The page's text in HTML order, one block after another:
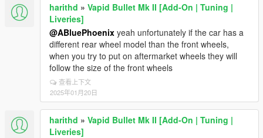
harithd » Vapid Bullet Mk II [Add-On | Tuning |
Liveries]
@ABluePhoenix yeah unfortunately if the car has a
different rear wheel model than the front wheels,
when you try to put on aftermarket wheels they will
follow the size of the front wheels
查看上下文
2025年01月20日
harithd » Vapid Bullet Mk II [Add-On | Tuning |
Liveries]